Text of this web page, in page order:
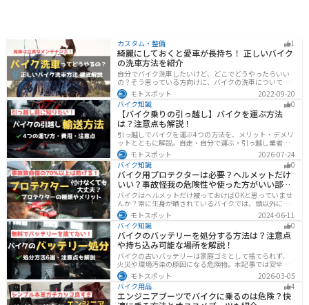
カスタム・整備 1
綺麗にしておくと愛車が長持ち！ 正しいバイク
の洗車方法を紹介
自分でバイク洗車したいけど、どこでどうやったらいい
の？そう思っている方向けに、バイクの洗車について徹
底的にまとめました。バイク洗車ができる場所から洗車
手順まで全て解説します。正しい洗車方法は身につける
ことでバイクのメンテナンスにもなります。
モトスポット
2022-09-20
バイク知識
0
【バイク乗りの引っ越し】バイクを運ぶ方法
は？注意点も解説！
引っ越しでバイクを運ぶ4つの方法を、メリット・デメリ
ットとともに解説。自走・自分で運ぶ・引っ越し業者・
バイク専門業者の選び方や輸送時の注意点、駐輪場所の
確保、住所変更など必要な手続きも紹介します。
モトスポット
2026-07-24
バイク知識
0
バイク用プロテクターは必要？ヘルメットだけ
いい？事故怪我の危険性や使った方がいい部位
も解説
バイクはヘルメットだけ被っておけばOKと思っていませ
んか？常に生身が晒されているバイクでは、頭以外にも
胸・背中・脚・腕など怪我のリスクが非常に高いです。
プロテクターをちゃんと付けていれば事故の致命傷の7
0%は防げると言われています。安全にバイクに乗るため
にプロテクターの種類やつけた方が良い部位などをまと
めました。
モトスポット
2024-06-11
バイク知識
0
バイクのバッテリーを処分する方法は？注意点
や持ち込み可能な場所を解説！
バイクの古いバッテリーは家庭ゴミとして捨てられず、
火災や環境汚染の原因になる危険物。本記事では安全な
保管方法や絶縁などの注意点、無料・低コストで回収し
てもらう方法、買い取りの可否を解説。ナップスやオー
トバックス、イエローハットなどの回収対応店舗も紹介
します。
モトスポット
2026-03-05
バイク用品
4
エンジニアブーツでバイクに乗るのは危険？快